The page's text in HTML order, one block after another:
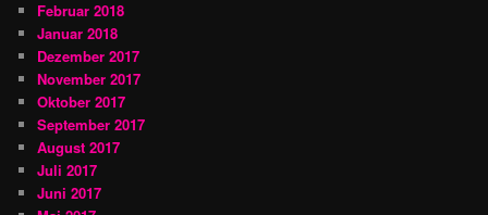
Februar 2018
Januar 2018
Dezember 2017
November 2017
Oktober 2017
September 2017
August 2017
Juli 2017
Juni 2017